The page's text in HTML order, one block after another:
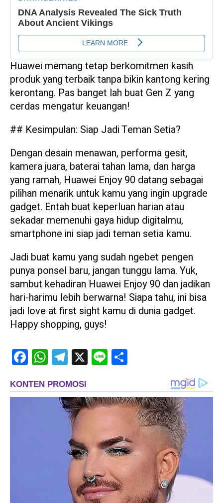
Huawei memang tetap berkomitmen kasih
produk yang terbaik tanpa bikin kantong kering
kerontang. Pas banget lah buat Gen Z yang
cerdas mengatur keuangan!
## Kesimpulan: Siap Jadi Teman Setia?
Dengan desain menawan, performa gesit,
kamera juara, baterai tahan lama, dan harga
yang ramah, Huawei Enjoy 90 datang sebagai
pilihan menarik untuk kamu yang ingin upgrade
gadget. Entah buat keperluan harian atau
sekadar memenuhi gaya hidup digitalmu,
smartphone ini siap jadi teman setia kamu.
Jadi buat kamu yang sudah ngebet pengen
punya ponsel baru, jangan tunggu lama. Yuk,
sambut kehadiran Huawei Enjoy 90 dan jadikan
hari-harimu lebih berwarna! Siapa tahu, ini bisa
jadi love at first sight kamu di dunia gadget.
Happy shopping, guys!
FacebookWhatsAppTelegram
X Line